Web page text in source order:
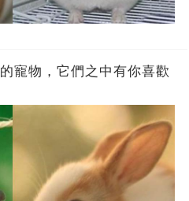
寵物，它們之中有你喜歡